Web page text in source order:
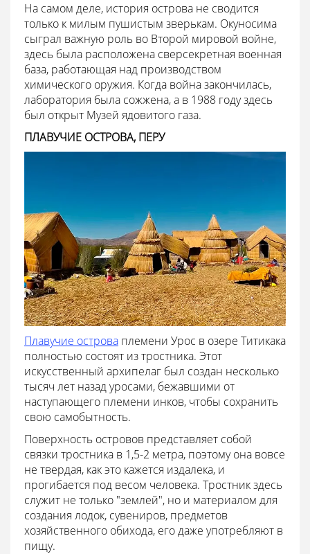
На самом деле, история острова не сводится
только к милым пушистым зверькам. Окуносима
сыграл важную роль во Второй мировой войне,
здесь была расположена сверсекретная военная
база, работающая над производством
химического оружия. Когда война закончилась,
лаборатория была сожжена, а в 1988 году здесь
был открыт Музей ядовитого газа.
ПЛАВУЧИЕ ОСТРОВА, ПЕРУ
Плавучие острова племени Урос в озере Титикака
полностью состоят из тростника. Этот
искусственный архипелаг был создан несколько
тысяч лет назад уросами, бежавшими от
наступающего племени инков, чтобы сохранить
свою самобытность.
Поверхность островов представляет собой
связки тростника в 1,5-2 метра, поэтому она вовсе
не твердая, как это кажется издалека, и
прогибается под весом человека. Тростник здесь
служит не только "землей", но и материалом для
создания лодок, сувениров, предметов
хозяйственного обихода, его даже употребляют в
пищу.